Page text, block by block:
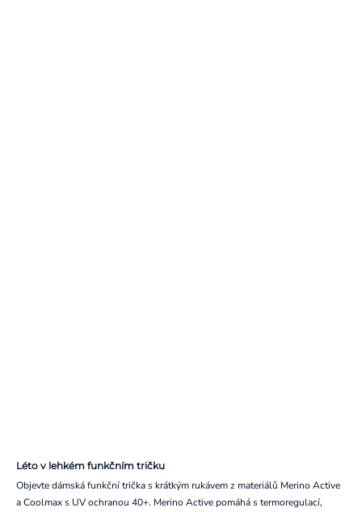
Léto v lehkém funkčním tričku
Objevte dámská funkční trička s krátkým rukávem z materiálů Merino Active
a Coolmax s UV ochranou 40+. Merino Active pomáhá s termoregulací,